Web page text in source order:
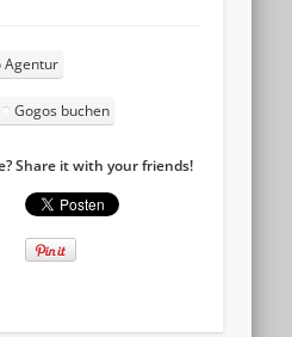
Agentur
Gogos buchen
Share it with your friends!